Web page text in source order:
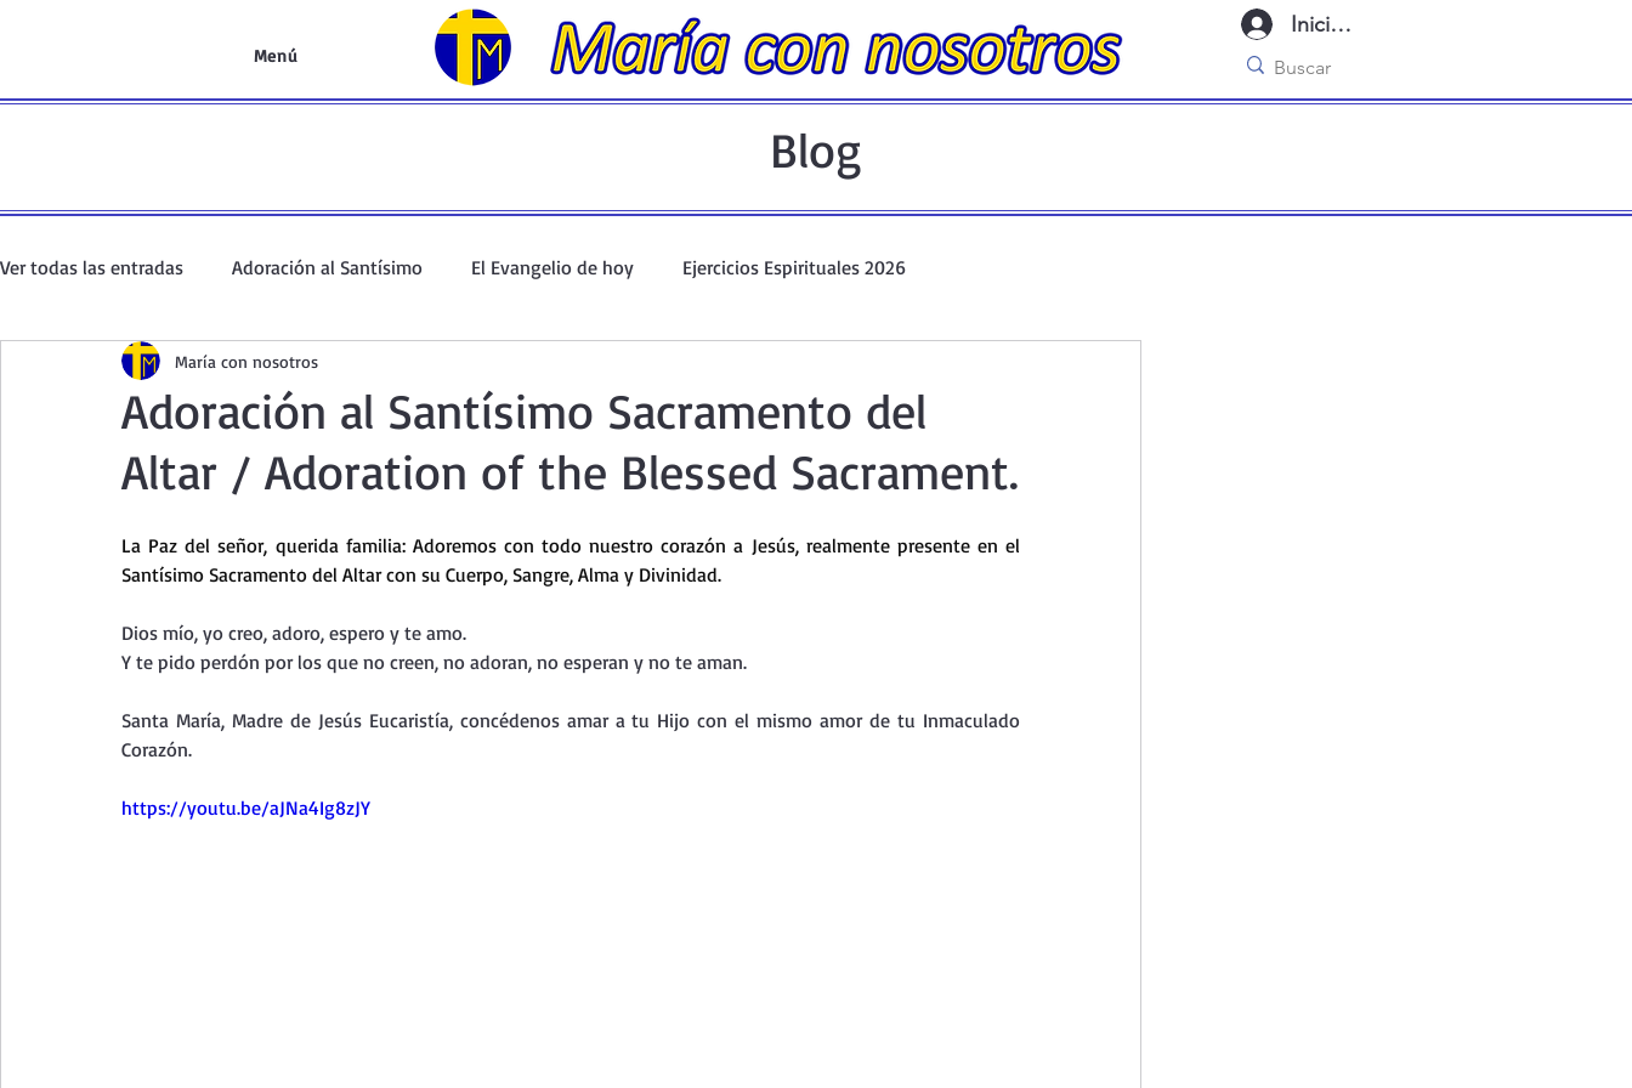
Menú
Iniciar sesión
Blog
Ver todas las entradas Adoración al Santísimo El Evangelio de hoy Ejercicios Espirituales 2026
Oración de la mañana El Evangelio en un minuto
Curso de oración Curso del Catecismo Santo Rosario y Coronilla Oraciones Eucarísticas
Curso de vida espiritual Santa Teresita - Acto de Ofrenda Retiro de Cuaresma 2026
Textos selectos de espiritualidad La vida espiritual en frases breves Vídeos de interés
Taller de oración con los Salmos
Adoración al Santísimo Sacramento del
Altar / Adoration of the Blessed Sacrament.
María con nosotros
La Paz del señor, querida familia: Adoremos con todo nuestro corazón a Jesús, realmente presente en el
Santísimo Sacramento del Altar con su Cuerpo, Sangre, Alma y Divinidad.
Dios mío, yo creo, adoro, espero y te amo.
Y te pido perdón por los que no creen, no adoran, no esperan y no te aman.
Santa María, Madre de Jesús Eucaristía, concédenos amar a tu Hijo con el mismo amor de tu Inmaculado
Corazón.
https://youtu.be/aJNa4Ig8zJY